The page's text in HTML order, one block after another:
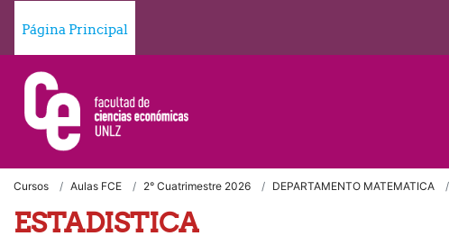
Página Principal
Cursos Aulas FCE 2° Cuatrimestre 2026 DEPARTAMENTO MATEMATICA
ESTADISTICA